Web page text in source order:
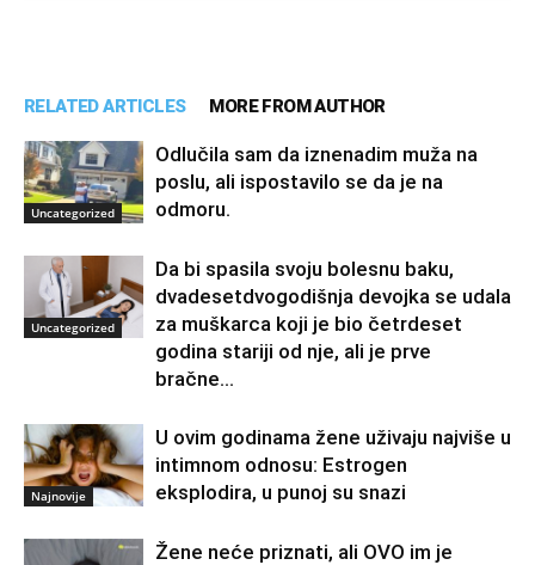
RELATED ARTICLES MORE FROM AUTHOR
Uncategorized
Odlučila sam da iznenadim muža na
poslu, ali ispostavilo se da je na
odmoru.
Uncategorized
Da bi spasila svoju bolesnu baku,
dvadesetdvogodišnja devojka se udala
za muškarca koji je bio četrdeset
godina stariji od nje, ali je prve
bračne...
Najnovije
U ovim godinama žene uživaju najviše u
intimnom odnosu: Estrogen
eksplodira, u punoj su snazi
Žene neće priznati, ali OVO im je